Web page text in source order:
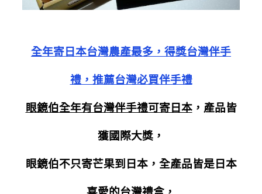
全年寄日本台灣農產最多，得獎台灣伴手
禮，推薦台灣必買伴手禮
眼鏡伯全年有台灣伴手禮可寄日本，產品皆
獲國際大獎，
眼鏡伯不只寄芒果到日本，全產品皆是日本